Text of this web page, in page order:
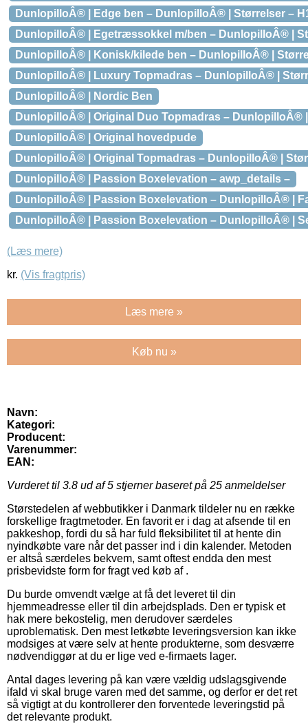
DunlopilloÂ® | Edge ben – DunlopilloÂ® | Størrelser –
DunlopilloÂ® | Egetræssokkel m/ben – DunlopilloÂ® |
DunlopilloÂ® | Konisk/kilede ben – DunlopilloÂ® |
DunlopilloÂ® | Luxury Topmadras – DunlopilloÂ® |
DunlopilloÂ® | Nordic Ben
DunlopilloÂ® | Original Duo Topmadras – DunlopilloÂ®
DunlopilloÂ® | Original hovedpude
DunlopilloÂ® | Original Topmadras – DunlopilloÂ® |
DunlopilloÂ® | Passion Boxelevation – awp_details –
DunlopilloÂ® | Passion Boxelevation – DunlopilloÂ® |
DunlopilloÂ® | Passion Boxelevation – DunlopilloÂ® |
(Læs mere)
kr. (Vis fragtpris)
Læs mere »
Køb nu »
Navn:
Kategori:
Producent:
Varenummer:
EAN:
Vurderet til 3.8 ud af 5 stjerner baseret på 25 anmeldelser
Størstedelen af webbutikker i Danmark tildeler nu en række
forskellige fragtmetoder. En favorit er i dag at afsende til en
pakkeshop, fordi du så har fuld fleksibilitet til at hente din
nyindkøbte vare når det passer ind i din kalender. Metoden
er altså særdeles bekvem, samt oftest endda den mest
prisbevidste form for fragt ved køb af .
Du burde omvendt vælge at få det leveret til din
hjemmeadresse eller til din arbejdsplads. Den er typisk et
hak mere bekostelig, men derudover særdeles
uproblematisk. Den mest letkøbte leveringsversion kan ikke
modsiges at være selv at hente produkterne, som desværre
nødvendiggør at du er lige ved e-firmaets lager.
Antal dages levering på kan være vældig udslagsgivende
ifald vi skal bruge varen med det samme, og derfor er det ret
så vigtigt at du kontrollerer den forventede leveringstid på
det relevante produkt.